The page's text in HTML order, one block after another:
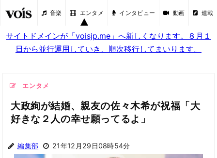
音楽 エンタメ インタビュー 動画 連載
サイトドメインが「voisjp.me」へ新しくなります。８月１
日から並行運用していき、順次移行してまいります。
エンタメ
大政絢が結婚、親友の佐々木希が祝福「大
好きな２人の幸せ願ってるよ」
編集部 21年12月29日08時54分